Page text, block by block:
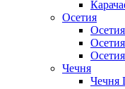
Осетия
Чечня
Чечня